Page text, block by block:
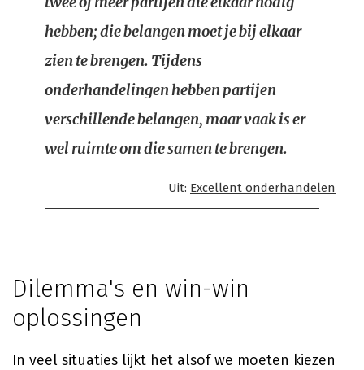
hebben; die belangen moet je bij elkaar
zien te brengen. Tijdens
onderhandelingen hebben partijen
verschillende belangen, maar vaak is er
wel ruimte om die samen te brengen.
Uit: Excellent onderhandelen
Dilemma's en win-win
oplossingen
In veel situaties lijkt het alsof we moeten kiezen